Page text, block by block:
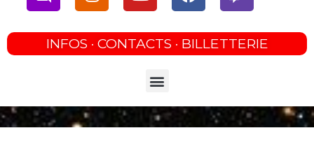
INFOS · CONTACTS · BILLETTERIE
Menu